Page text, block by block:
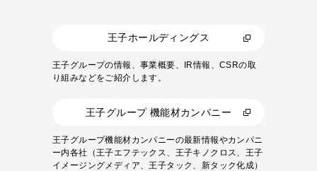
王子ホールディングス
王子グループの情報、事業概要、IR情報、CSRの取
り組みなどをご紹介します。
王子グループ 機能材カンパニー
王子グループ機能材カンパニーの最新情報やカンパニ
ー内各社（王子エフテックス、王子キノクロス、王子
イメージングメディア、王子タック、新タック化成）